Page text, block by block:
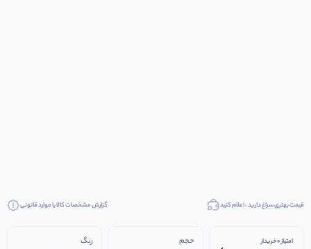
قیمت بهتری سراغ دارید ، اعلام کنید گزارش مشخصات کالا یا موارد قانونی
امتیاز 0 خریدار حجم رنگ